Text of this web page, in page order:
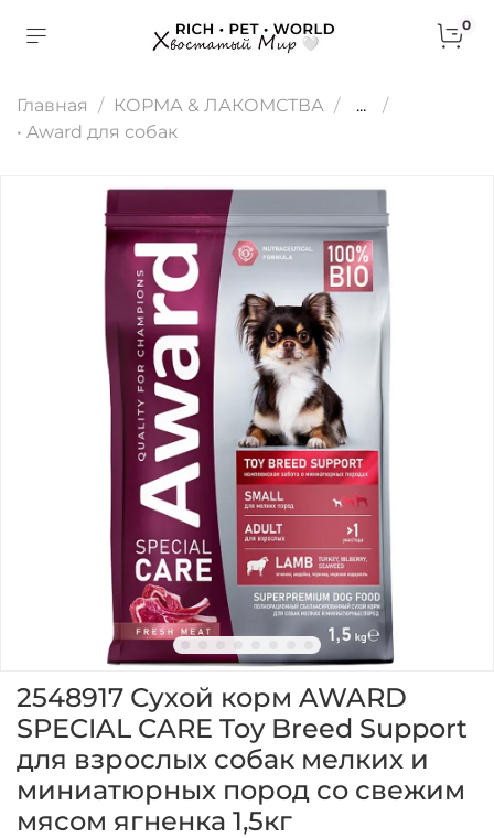
0
Главная КОРМА & ЛАКОМСТВА
...
• Award для собак
2548917 Сухой корм AWARD
SPECIAL CARE Toy Breed Support
для взрослых собак мелких и
миниатюрных пород со свежим
мясом ягненка 1,5кг